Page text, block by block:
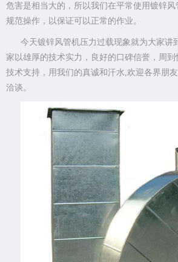
危害是相当大的，所以我们在平常使用镀锌
规范操作，以保证可以正常的作业。
今天镀锌风管机压力过载现象就为大家讲
家 以雄厚的技术实力，良好的口碑信誉，周
技术支持，用我们的真诚和汗水,欢迎各界朋
洽谈。